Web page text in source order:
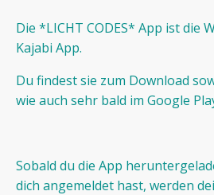
Die *LICHT CODES* App ist die
Kajabi App.
Du findest sie zum Download
wie auch sehr bald im Google
Sobald du die App
dich angemeldet hast, werden